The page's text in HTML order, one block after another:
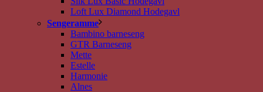
Loft Lux Diamond Hodegavl
Sengeramme
Bambino barneseng
GTR Barneseng
Mette
Estelle
Harmonie
Alnes